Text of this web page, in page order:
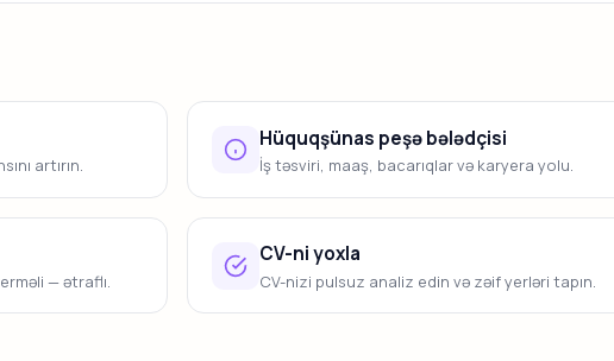
artırın.
Hüquqşünas peşə bələdçisi
İş təsviri, maaş, bacarıqlar və karyera yolu.
— ətraflı.
CV-ni yoxla
CV-nizi pulsuz analiz edin və zəif yerləri tapın.